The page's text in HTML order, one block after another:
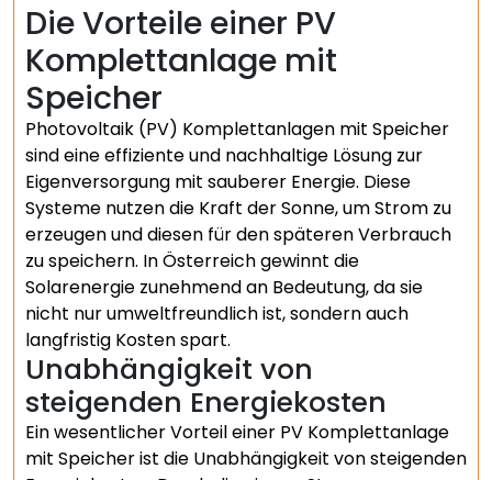
Die Vorteile einer PV
Komplettanlage mit
Speicher
Photovoltaik (PV) Komplettanlagen mit Speicher
sind eine effiziente und nachhaltige Lösung zur
Eigenversorgung mit sauberer Energie. Diese
Systeme nutzen die Kraft der Sonne, um Strom zu
erzeugen und diesen für den späteren Verbrauch
zu speichern. In Österreich gewinnt die
Solarenergie zunehmend an Bedeutung, da sie
nicht nur umweltfreundlich ist, sondern auch
langfristig Kosten spart.
Unabhängigkeit von
steigenden Energiekosten
Ein wesentlicher Vorteil einer PV Komplettanlage
mit Speicher ist die Unabhängigkeit von steigenden